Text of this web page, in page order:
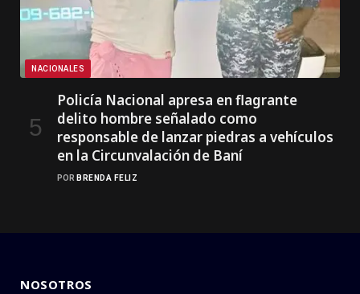
NACIONALES
Policía Nacional apresa en flagrante
delito hombre señalado como
responsable de lanzar piedras a vehículos
en la Circunvalación de Baní
POR BRENDA FELIZ
NOSOTROS